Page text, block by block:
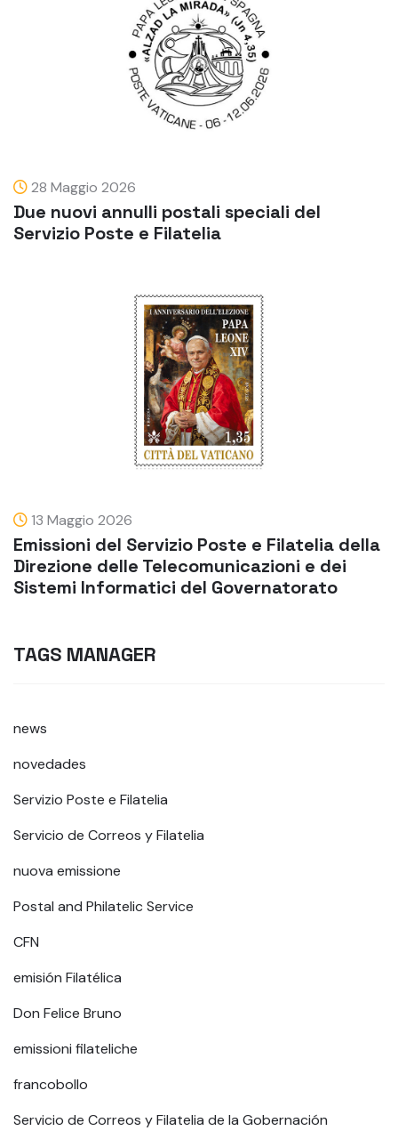
28 Maggio 2026
Due nuovi annulli postali speciali del
Servizio Poste e Filatelia
13 Maggio 2026
Emissioni del Servizio Poste e Filatelia della
Direzione delle Telecomunicazioni e dei
Sistemi Informatici del Governatorato
TAGS MANAGER
news
novedades
Servizio Poste e Filatelia
Servicio de Correos y Filatelia
nuova emissione
Postal and Philatelic Service
CFN
emisión Filatélica
Don Felice Bruno
emissioni filateliche
francobollo
Servicio de Correos y Filatelia de la Gobernación